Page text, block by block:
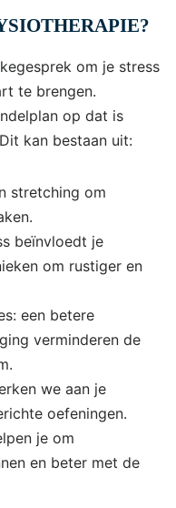
om je stress
te brengen.
op dat is
kan bestaan uit:
stretching om
beïnvloedt je
om rustiger en
een betere
verminderen de
we aan je
oefeningen.
je om
en beter met de